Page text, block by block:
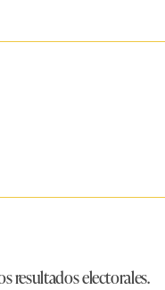
resultados electorales.